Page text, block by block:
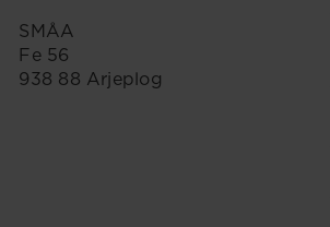
SMÅA
Fe 56
938 88 Arjeplog